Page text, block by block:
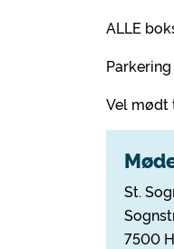
ALLE
Vel mødt
St.
7500